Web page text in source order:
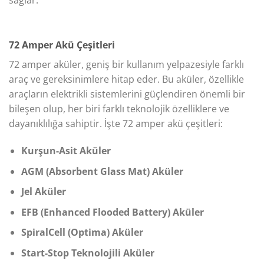
72 Amper Akü Çeşitleri
72 amper aküler, geniş bir kullanım yelpazesiyle farklı
araç ve gereksinimlere hitap eder. Bu aküler, özellikle
araçların elektrikli sistemlerini güçlendiren önemli bir
bileşen olup, her biri farklı teknolojik özelliklere ve
dayanıklılığa sahiptir. İşte 72 amper akü çeşitleri:
Kurşun-Asit Aküler
AGM (Absorbent Glass Mat) Aküler
Jel Aküler
EFB (Enhanced Flooded Battery) Aküler
SpiralCell (Optima) Aküler
Start-Stop Teknolojili Aküler